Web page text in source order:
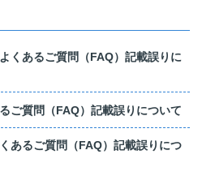
くあるご質問（FAQ）記載誤りに
ご質問（FAQ）記載誤りについて
あるご質問（FAQ）記載誤りにつ